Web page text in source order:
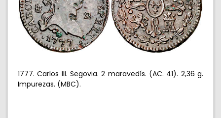
1777. Carlos III. Segovia. 2 maravedís. (AC. 41). 2,36 g.
Impurezas. (MBC).